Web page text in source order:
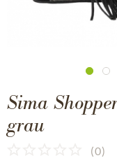
Sima
grau
(0)